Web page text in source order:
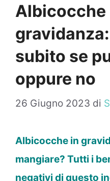
Albicocche
subito se
oppure no
26 Giugno 2023 di
Albicocche in
mangiare? Tutti i
negativi di questo